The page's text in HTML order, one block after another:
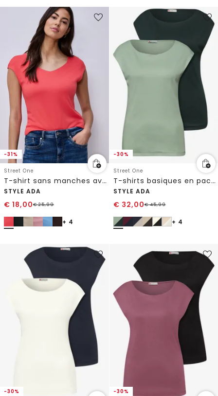
-31%
Street One
T-shirt sans manches avec encolure en diamant
STYLE ADA
€ 18,00€25,99
+ 4
-30%
Street One
T-shirts basiques en pack de 2
STYLE ADA
€ 32,00€45,99
+ 4
-30% -30%